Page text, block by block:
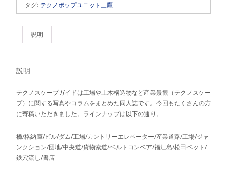
タグ: テクノポップユニット三鷹
説明
説明
テクノスケープガイドは工場や土木構造物など産業景観（テクノスケー
プ）に関する写真やコラムをまとめた同人誌です。今回もたくさんの方
に寄稿いただきました。ラインナップは以下の通り。
橋/格納庫/ビル/ダム/工場/カントリーエレベーター/産業道路/工場/ジャ
ンクション/団地/中央道/貨物索道/ベルトコンベア/福江島/松田ペット/
鉄穴流し/書店